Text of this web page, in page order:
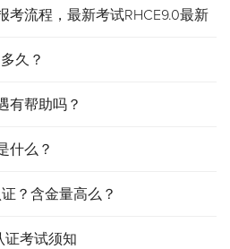
考流程，最新考试RHCE9.0最新
久？
有帮助吗？
什么？
？含金量高么？
证考试须知